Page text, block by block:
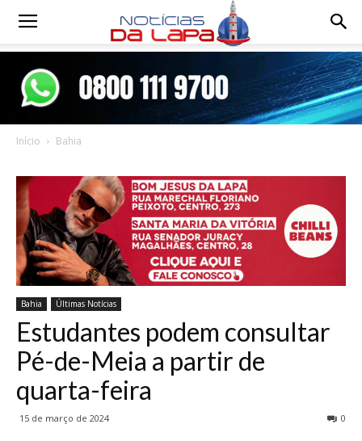
Notícias
Início Bahia
Bahia Últimas Notícias
Estudantes podem consultar
Pé-de-Meia a partir de
quarta-feira
15 de março de 2024 0